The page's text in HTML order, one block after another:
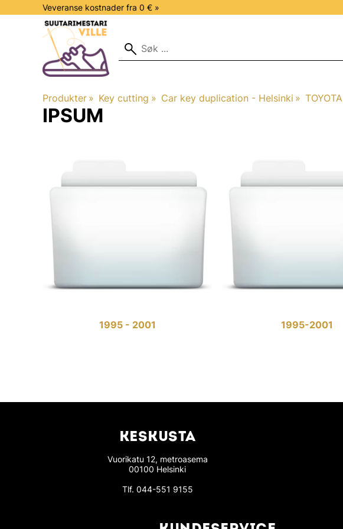
Veveranse kostnader fra 0 € »
Produkter ‪» Key cutting ‪» Car key duplication - Helsinki ‪» TOYOTA
IPSUM
1995 - 2001 1995-2001
KESKUSTA
Vuorikatu 12, metroasema
00100 Helsinki
Tlf. 044-551 9155